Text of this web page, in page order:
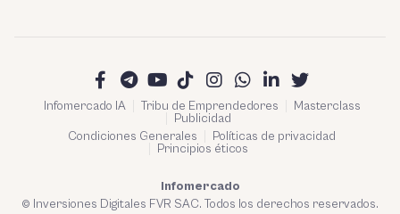
Infomercado IA Tribu de Emprendedores
Masterclass
Publicidad
Condiciones Generales
Políticas de privacidad
Principios éticos
Infomercado
© Inversiones Digitales FVR SAC. Todos los derechos reservados.